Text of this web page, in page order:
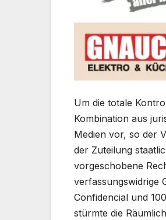
Um die totale
Kombination aus
Medien vor, so der
der Zuteilung
vorgeschobene
verfassungswidrige
Confidencial und
stürmte die